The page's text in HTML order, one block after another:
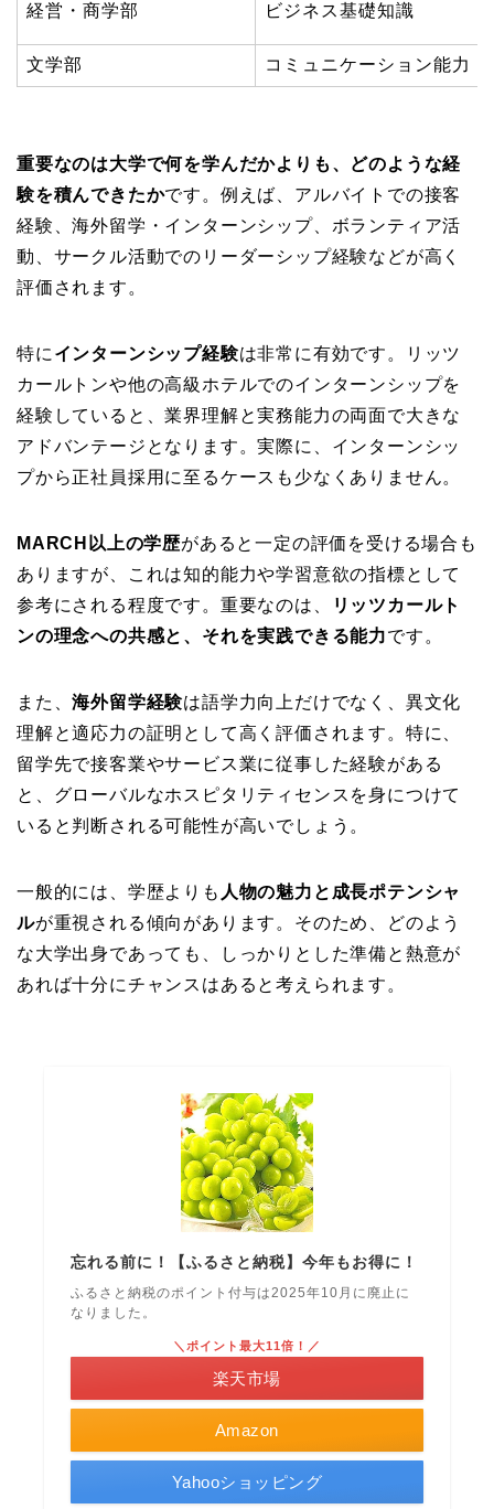
経営・商学部 ビジネス基礎知識
文学部 コミュニケーション能力
重要なのは大学で何を学んだかよりも、どのような経
験を積んできたかです。例えば、アルバイトでの接客
経験、海外留学・インターンシップ、ボランティア活
動、サークル活動でのリーダーシップ経験などが高く
評価されます。
特に インターンシップ経験は非常に有効です。リッツ
カールトンや他の高級ホテルでのインターンシップを
経験していると、業界理解と実務能力の両面で大きな
アドバンテージとなります。実際に、インターンシッ
プから正社員採用に至るケースも少なくありません。
MARCH以上の学歴があると一定の評価を受ける場合も
ありますが、これは知的能力や学習意欲の指標として
参考にされる程度です。重要なのは、
リッツカールト
ンの理念への共感と、それを実践できる能力です。
また、海外留学経験は語学力向上だけでなく、異文化
理解と適応力の証明として高く評価されます。特に、
留学先で接客業やサービス業に従事した経験がある
と、グローバルなホスピタリティセンスを身につけて
いると判断される可能性が高いでしょう。
一般的には、学歴よりも 人物の魅力と成長ポテンシャ
ルが重視される傾向があります。そのため、どのよう
な大学出身であっても、しっかりとした準備と熱意が
あれば十分にチャンスはあると考えられます。
忘れる前に！【ふるさと納税】今年もお得に！
ふるさと納税のポイント付与は2025年10月に廃止に
なりました。
Amazon
＼ポイント最大11倍！／
楽天市場
Yahooショッピング